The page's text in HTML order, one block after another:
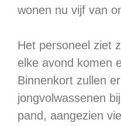
wonen nu vijf van
Het personeel ziet
elke avond komen
Binnenkort zullen
jongvolwassenen
pand, aangezien